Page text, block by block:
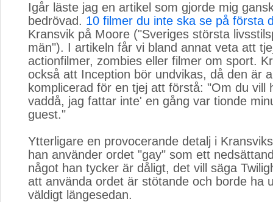
Igår läste jag en artikel som gjorde mig
bedrövad. 10 filmer du inte ska se på första
Kransvik på Moore ("Sveriges största
män"). I artikeln får vi bland annat veta att
actionfilmer, zombies eller filmer om sport.
också att Inception bör undvikas, då den är
komplicerad för en tjej att förstå: "Om du vill
vaddå, jag fattar inte' en gång var tionde
guest."
Ytterligare en provocerande detalj i
han använder ordet "gay" som ett
något han tycker är dåligt, det vill säga
att använda ordet är stötande och borde ha
väldigt längesedan.